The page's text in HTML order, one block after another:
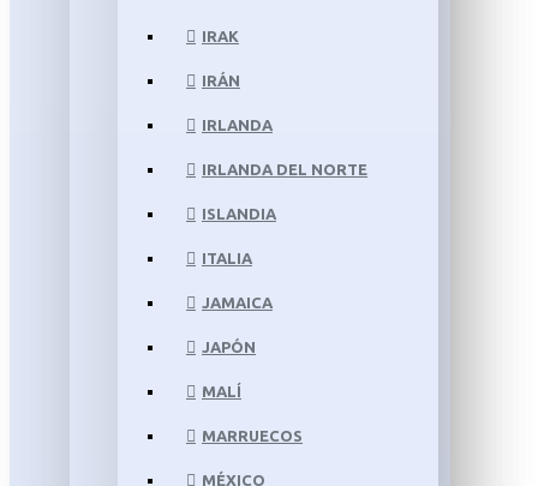
IRAK
IRÁN
IRLANDA
IRLANDA DEL NORTE
ISLANDIA
ITALIA
JAMAICA
JAPÓN
MALÍ
MARRUECOS
MÉXICO